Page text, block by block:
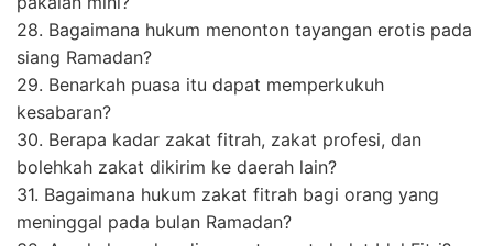
28. Bagaimana hukum menonton tayangan erotis pada
siang Ramadan?
29. Benarkah puasa itu dapat memperkukuh
kesabaran?
30. Berapa kadar zakat fitrah, zakat profesi, dan
bolehkah zakat dikirim ke daerah lain?
31. Bagaimana hukum zakat fitrah bagi orang yang
meninggal pada bulan Ramadan?